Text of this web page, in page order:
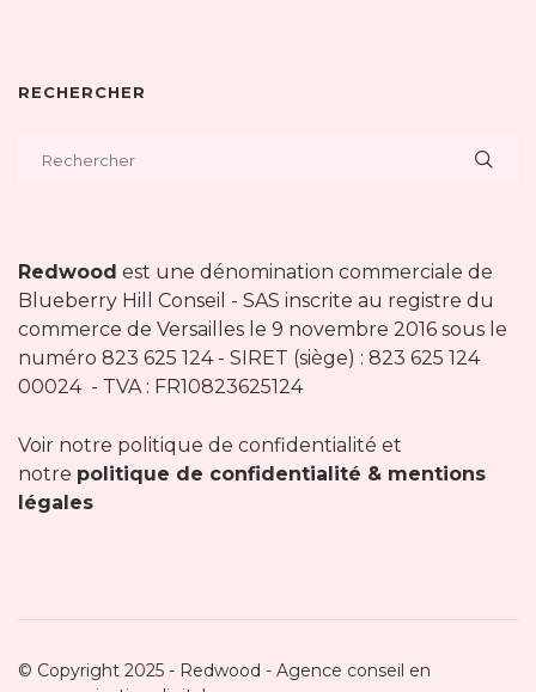
RECHERCHER
Redwood est une dénomination commerciale de
Blueberry Hill Conseil - SAS inscrite au registre du
commerce de Versailles le 9 novembre 2016 sous le
numéro 823 625 124 - SIRET (siège) : 823 625 124
00024 - TVA : FR10823625124
Voir notre politique de confidentialité et
notre politique de confidentialité & mentions
légales
© Copyright 2025 - Redwood - Agence conseil en